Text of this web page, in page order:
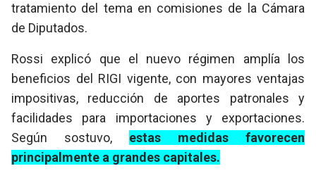
tratamiento del tema en comisiones de la Cámara
de Diputados.
Rossi explicó que el nuevo régimen amplía los
beneficios del RIGI vigente, con mayores ventajas
impositivas, reducción de aportes patronales y
facilidades para importaciones y exportaciones.
Según sostuvo, estas medidas favorecen
principalmente a grandes capitales.